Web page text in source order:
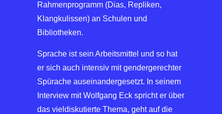
Rahmenprogramm (Dias, Repliken,
Klangkulissen) an Schulen und
Bibliotheken.
Sprache ist sein Arbeitsmittel und so hat
er sich auch intensiv mit gendergerechter
Spürache auseinandergesetzt. In seinem
Interview mit Wolfgang Eck spricht er über
das vieldiskutierte Thema, geht auf die